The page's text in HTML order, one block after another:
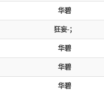
华碧
狂妄-；
华碧
华碧
华碧